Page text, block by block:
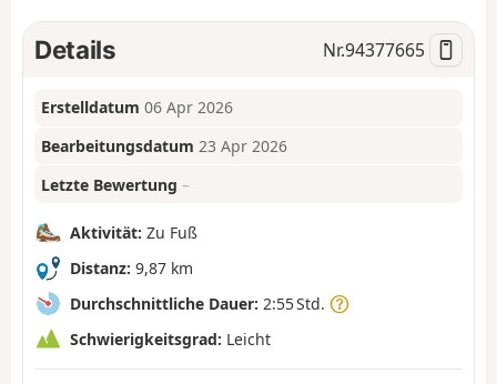
Details Nr.94377665
Erstelldatum 06 Apr 2026
Bearbeitungsdatum 23 Apr 2026
Letzte Bewertung –
Aktivität: Zu Fuß
Distanz: 9,87 km
Durchschnittliche Dauer: 2:55 Std.
Schwierigkeitsgrad: Leicht